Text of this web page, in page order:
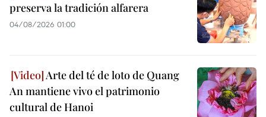
preserva la tradición alfarera
04/08/2026 01:00
Arte del té de loto de Quang
An mantiene vivo el patrimonio
cultural de Hanoi